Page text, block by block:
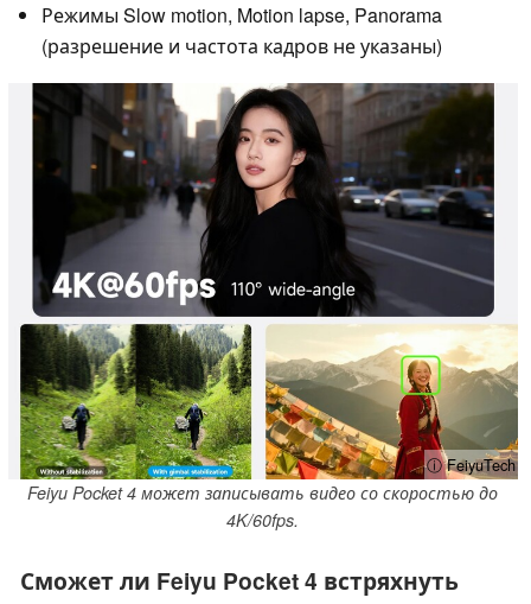
Режимы Slow motion, Motion lapse, Panorama
(разрешение и частота кадров не указаны)
ⓘ FeiyuTech
Feiyu Pocket 4 может записывать видео со скоростью до
4K/60fps.
Сможет ли Feiyu Pocket 4 встряхнуть